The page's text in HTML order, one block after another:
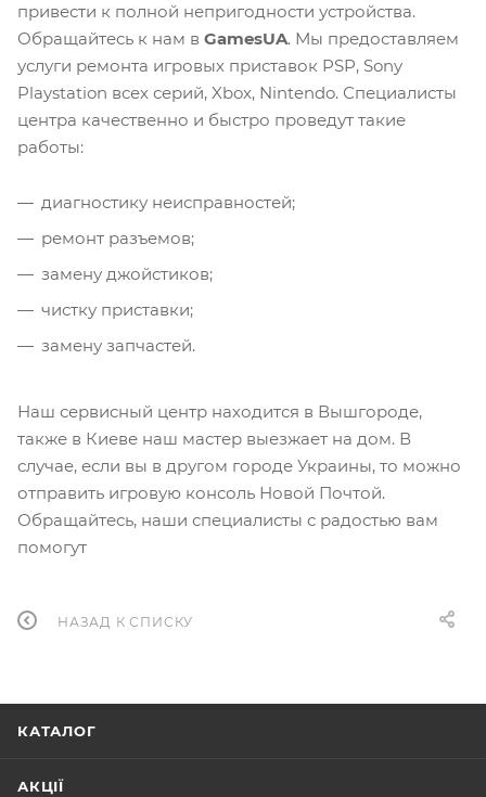
привести к полной непригодности устройства.
Обращайтесь к нам в GamesUA. Мы предоставляем
услуги ремонта игровых приставок PSP, Sony
Playstation всех серий, Xbox, Nintendo. Специалисты
центра качественно и быстро проведут такие
работы:
диагностику неисправностей;
ремонт разъемов;
замену джойстиков;
чистку приставки;
замену запчастей.
Наш сервисный центр находится в Вышгороде,
также в Киеве наш мастер выезжает на дом. В
случае, если вы в другом городе Украины, то можно
отправить игровую консоль Новой Почтой.
Обращайтесь, наши специалисты с радостью вам
помогут
НАЗАД К СПИСКУ
КАТАЛОГ
АКЦІЇ